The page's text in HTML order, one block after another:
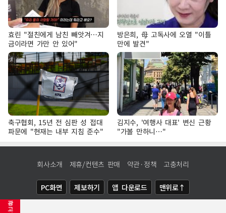
광
고
효린 "절친에게 남친 빼앗겨…지
금이라면 가만 안 있어"
방은희, 母 고독사에 오열 "이틀
만에 발견"
축구협회, 15년 전 심판 성 접대
파문에 "현재는 내부 지침 준수"
김지수, '여행사 대표' 변신 근황
"가볼 만하니…"
회사소개 제휴/컨텐츠 판매 약관·정책 고충처리
PC화면 제보하기 앱 다운로드 맨위로↑